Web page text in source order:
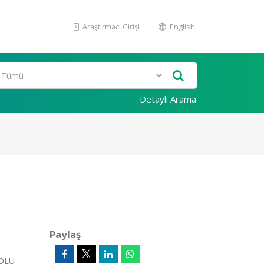
Araştırmacı Girişi English
Detaylı Arama
Paylaş